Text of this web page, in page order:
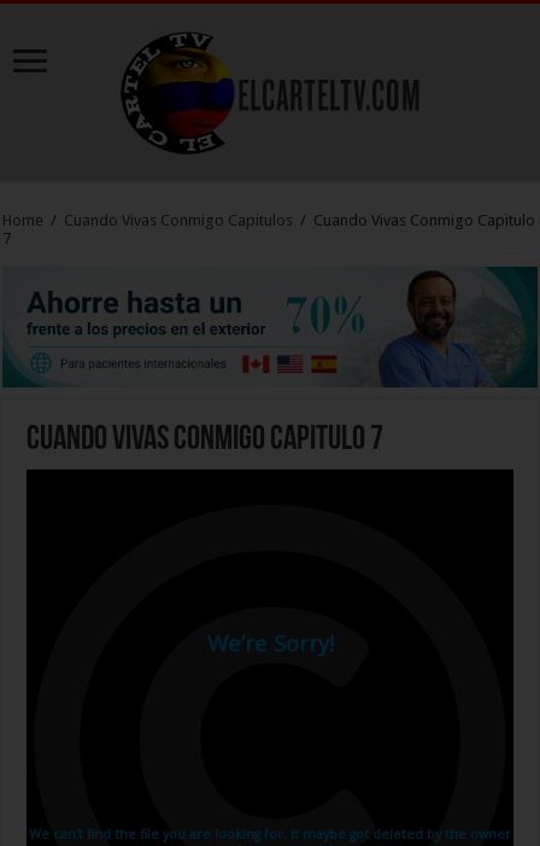
Home / Cuando Vivas Conmigo Capitulos / Cuando Vivas Conmigo Capitulo
7
Cuando Vivas Conmigo Capitulo 7